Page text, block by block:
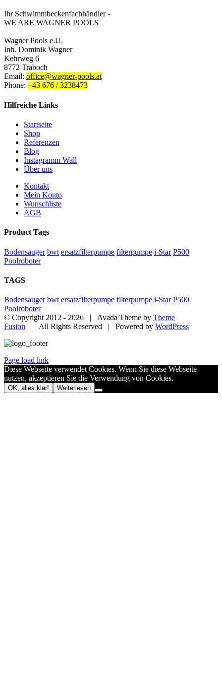
Ihr Schwimmbeckenfachhändler -
WE ARE WAGNER POOLS
Wagner Pools e.U.
Inh. Dominik Wagner
Kehrweg 6
8772 Traboch
Email: office@wagner-pools.at
Phone: +43 676 / 3238473
Hilfreiche Links
Startseite
Shop
Referenzen
Blog
Instagramm Wall
Über uns
Kontakt
Mein Konto
Wunschliste
AGB
Product Tags
Bodensauger bwt ersatzfilterpumpe filterpumpe i-Star P500
Poolroboter
TAGS
Bodensauger bwt ersatzfilterpumpe filterpumpe i-Star P500
Poolroboter
© Copyright 2012 - 2026 | Avada Theme by Theme
Fusion | All Rights Reserved | Powered by WordPress
Page load link
Diese Webseite verwendet Cookies. Wenn Sie diese Webseite
nutzen, akzeptieren Sie die Verwendung von Cookies.
OK, alles klar! Weiterlesen